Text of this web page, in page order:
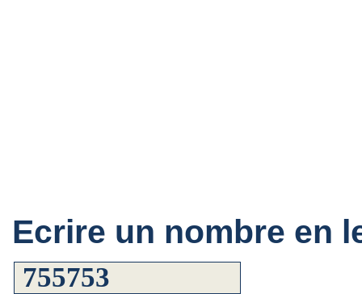
Ecrire un nombre en